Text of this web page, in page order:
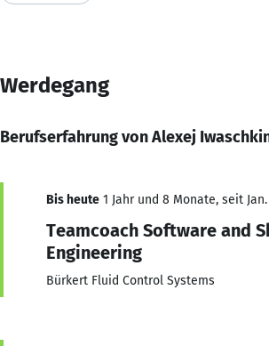
Werdegang
Berufserfahrung von Alexej
Bis heute 1 Jahr und 8 Monate, seit
Teamcoach Software and
Engineering
Bürkert Fluid Control Systems